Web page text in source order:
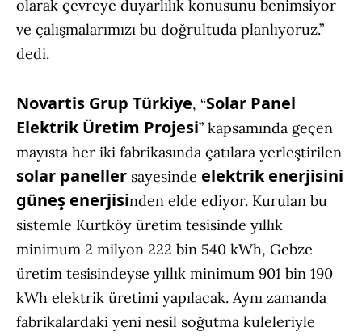
olarak çevreye duyarlılık konusunu benimsiyor
ve çalışmalarımızı bu doğrultuda planlıyoruz.”
dedi.
Novartis Grup Türkiye, “Solar Panel
Elektrik Üretim Projesi” kapsamında geçen
mayısta her iki fabrikasında çatılara yerleştirilen
solar paneller sayesinde elektrik enerjisini
güneş enerjisinden elde ediyor. Kurulan bu
sistemle Kurtköy üretim tesisinde yıllık
minimum 2 milyon 222 bin 540 kWh, Gebze
üretim tesisindeyse yıllık minimum 901 bin 190
kWh elektrik üretimi yapılacak. Aynı zamanda
fabrikalardaki yeni nesil soğutma kuleleriyle